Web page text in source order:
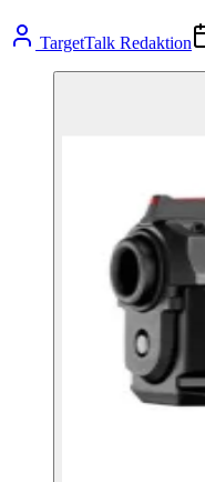
TargetTalk Redaktion